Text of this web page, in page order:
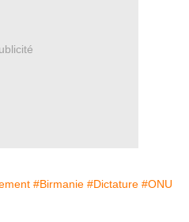
#Birmanie #Dictature #ONU